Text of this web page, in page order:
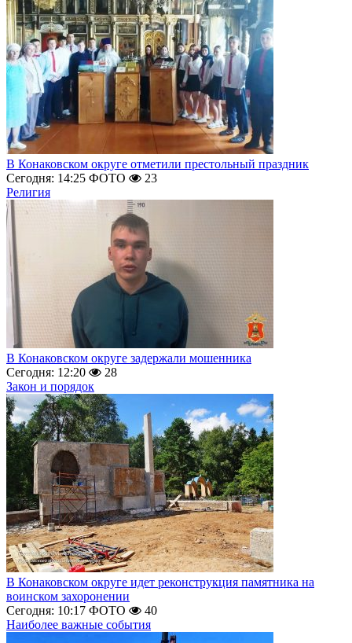
В Конаковском округе отметили престольный праздник
Сегодня: 14:25 ФОТО
23
Религия
В Конаковском округе задержали мошенника
Сегодня: 12:20
28
Закон и порядок
В Конаковском округе идет реконструкция памятника на
воинском захоронении
Сегодня: 10:17 ФОТО
40
Наиболее важные события